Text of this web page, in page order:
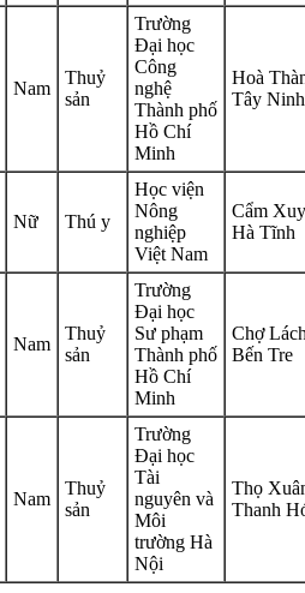
Nam
Thuỷ
sản
Trường
Đại học
Công
nghệ
Thành phố
Hồ Chí
Minh
Hoà
Tây Ninh
Nữ Thú y
Học viện
Nông
nghiệp
Việt Nam
Cẩm
Hà Tĩnh
Nam
Thuỷ
sản
Trường
Đại học
Sư phạm
Thành phố
Hồ Chí
Minh
Chợ
Bến Tre
Nam
Thuỷ
sản
Trường
Đại học
Tài
nguyên và
Môi
trường Hà
Nội
Thọ
Thanh